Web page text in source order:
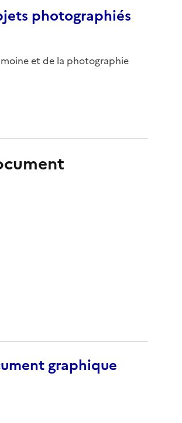
photographiés
et de la photographie
graphique